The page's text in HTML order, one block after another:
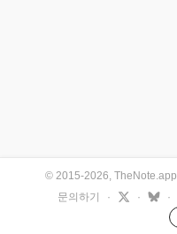
© 2015-2026, TheNote.app
문의하기
· · ·